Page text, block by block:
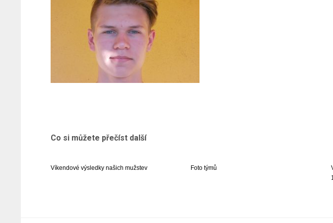
Co si můžete přečíst další
Víkendové výsledky našich mužstev Foto týmů